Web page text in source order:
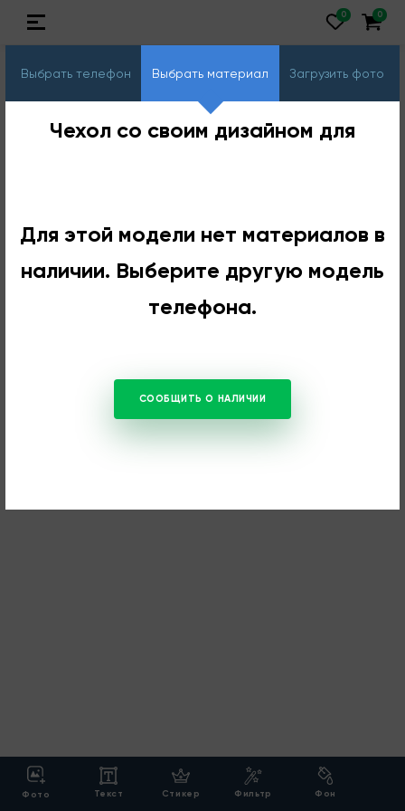
Выбрать телефон Выбрать материал Загрузить фото
Чехол со своим дизайном для
Для этой модели нет материалов в
наличии. Выберите другую модель
телефона.
СООБЩИТЬ О НАЛИЧИИ
Фото Текст Стикер Фильтр Фон